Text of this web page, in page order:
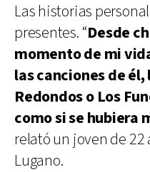
Las historias
presentes. “Desde
momento de mi
las canciones de
Redondos o Los
como si se hubiera
relató un joven de 22
Lugano.